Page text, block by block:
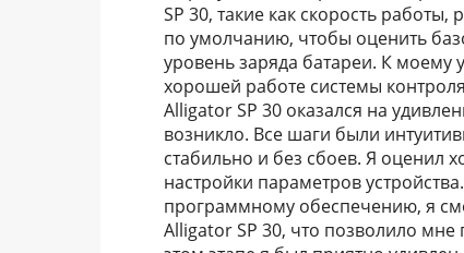
SP 30, такие как скорость
по умолчанию, чтобы оценить
уровень заряда батареи. К
хорошей работе системы
Alligator SP 30 оказался на
возникло. Все шаги были
стабильно и без сбоев. Я
настройки параметров
программному обеспечению, я
Alligator SP 30, что позволило мне